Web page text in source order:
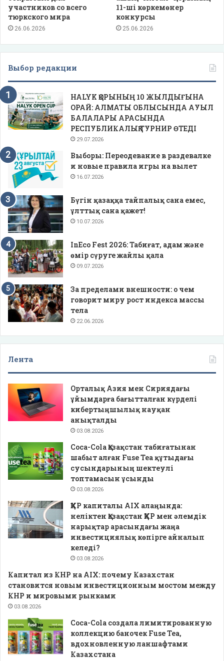
участников со всего
тюркского мира
26.06.2026
11-ші көркемөнер
конкурсы
25.06.2026
Выбор редакции
HALYK ҚОРЫНЫҢ 10 ЖЫЛДЫҒЫНА
ОРАЙ: АЛМАТЫ ОБЛЫСЫНДА АУЫЛ
БАЛАЛАРЫ АРАСЫНДА
РЕСПУБЛИКАЛЫҚ ТУРНИР ӨТЕДІ
29.07.2026
Выборы: Переодевание в раздевалке
и новые правила игры на вылет
16.07.2026
Бүгін қазаққа тайпалық сана емес,
ұлттық сана қажет!
10.07.2026
InEco Fest 2026: Табиғат, адам және
өмір сүруге жайлы қала
09.07.2026
За пределами внешности: о чем
говорит миру рост индекса массы
тела
22.06.2026
Лента
Орталық Азия мен Сириядағы
ұйымдарға бағытталған күрделі
кибертыңшылық науқан
анықталды
03.08.2026
Coca-Cola Қазақстан табиғатынан
шабыт алған Fuse Tea құтыдағы
сусындарының шектеулі
топтамасын ұсынды
03.08.2026
ҚХР капиталы AIX алаңында:
неліктен Қазақстан ҚХР мен әлемдік
нарықтар арасындағы жаңа
инвестициялық көпірге айналып
келеді?
03.08.2026
Капитал из КНР на AIX: почему Казахстан
становится новым инвестиционным мостом между
КНР и мировыми рынками
03.08.2026
Coca-Cola создала лимитированную
коллекцию баночек Fuse Tea,
вдохновленную ланшафтами
Казахстана